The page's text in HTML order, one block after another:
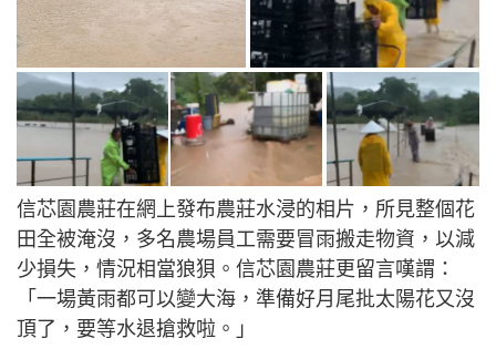
信芯園農莊在網上發布農莊水浸的相片，所見整個花
田全被淹沒，多名農場員工需要冒雨搬走物資，以減
少損失，情況相當狼狽。信芯園農莊更留言嘆謂：
「一場黃雨都可以變大海，準備好月尾批太陽花又沒
頂了，要等水退搶救啦。」